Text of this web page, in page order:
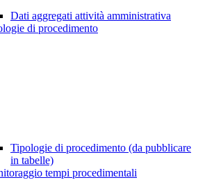
Dati aggregati attività amministrativa
di procedimento
Tipologie di procedimento (da pubblicare
in tabelle)
tempi procedimentali